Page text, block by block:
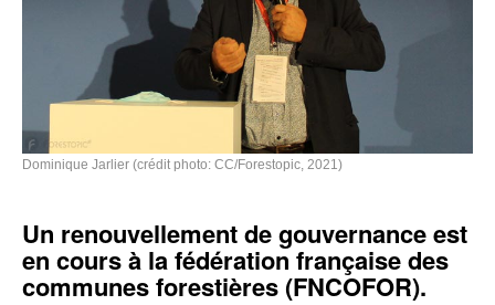
Dominique Jarlier (crédit photo: CC/Forestopic, 2021)
Un renouvellement de gouvernance est
en cours à la fédération française des
communes forestières (FNCOFOR).